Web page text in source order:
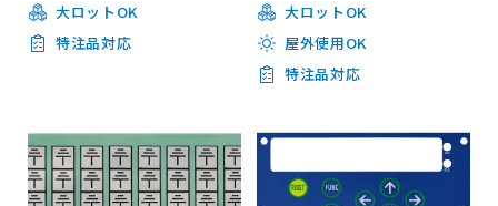
大ロットOK
特注品対応
大ロットOK
屋外使用OK
特注品対応